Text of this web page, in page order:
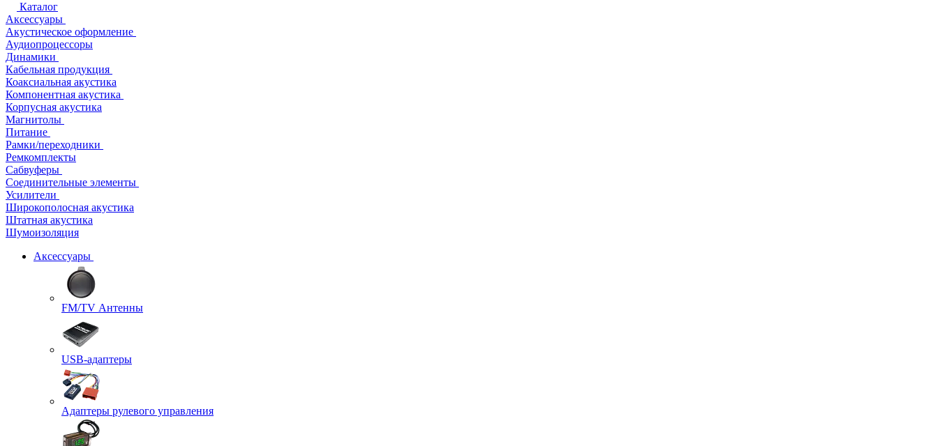
Каталог
Аксессуары
Акустическое оформление
Аудиопроцессоры
Динамики
Кабельная продукция
Коаксиальная акустика
Компонентная акустика
Корпусная акустика
Магнитолы
Питание
Рамки/переходники
Ремкомплекты
Сабвуферы
Соединительные элементы
Усилители
Широкополосная акустика
Штатная акустика
Шумоизоляция
Аксессуары
FM/TV Антенны
USB-адаптеры
Адаптеры рулевого управления